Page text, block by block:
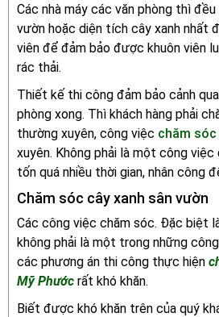
Các nhà máy các văn phòng thì
vườn hoặc diện tích cây xanh nhất
viên để đảm bảo được khuôn viên
rác thải.
Thiết kế thi công đảm bảo cảnh
phòng xong. Thì khách hàng phải
thường xuyên, công việc chăm sóc
xuyên. Không phải là một công việc
tốn quá nhiều thời gian, nhân công
Chăm sóc cây xanh sân vườn
Các công việc chăm sóc. Đặc biệt
không phải là một trong những
các phương án thi công thực hiện
Mỹ Phước rất khó khăn.
Biết được khó khăn trên của quý